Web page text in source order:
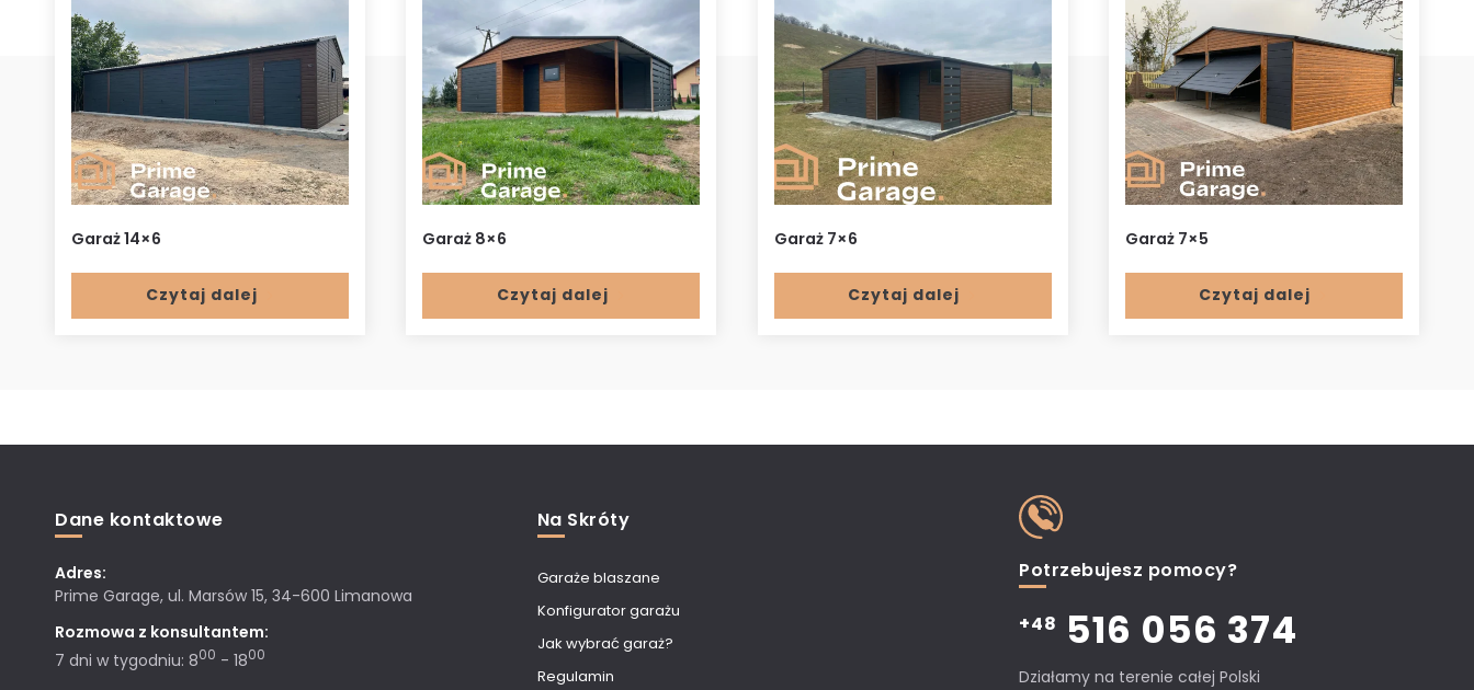
Garaż 14×6
Czytaj dalej
Garaż 8×6
Czytaj dalej
Garaż 7×6
Czytaj dalej
Garaż 7×5
Czytaj dalej
Dane kontaktowe
Adres:
Prime Garage, ul. Marsów 15, 34-600 Limanowa
Rozmowa z konsultantem:
7 dni w tygodniu: 800 - 1800
Na Skróty
Garaże blaszane
Konfigurator garażu
Jak wybrać garaż?
Regulamin
Potrzebujesz pomocy?
+48 516 056 374
Działamy na terenie całej Polski